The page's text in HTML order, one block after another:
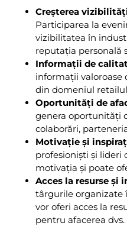
Creșterea
Participarea la
vizibilitatea în
reputația personală
Informații de
informații valoroase
din domeniul
Oportunități de
genera oportunități
colaborări,
Motivație și
profesioniști și
motivația și poate
Acces la resurse și
târgurile organizate
vor oferi acces la
pentru afacerea dvs.